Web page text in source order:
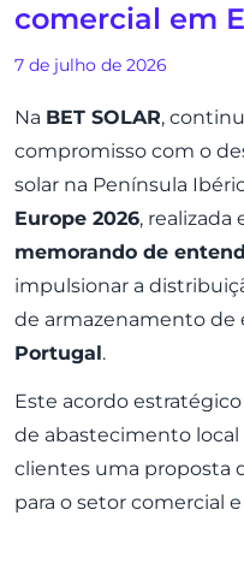
comercial em
7 de julho de 2026
Na BET SOLAR,
compromisso com o
solar na Península
Europe 2026, realizada
memorando de
impulsionar a
de armazenamento de
Portugal.
Este acordo
de abastecimento local
clientes uma proposta
para o setor comercial